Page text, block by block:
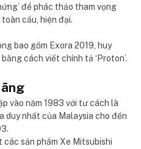
để phác thảo tham vọng
cầu, hiện đại.
bao gồm Exora 2019, huy
cách viết chính tả ‘Proton’.
vào năm 1983 với tư cách là
duy nhất của Malaysia cho đến
các sản phẩm Xe Mitsubishi